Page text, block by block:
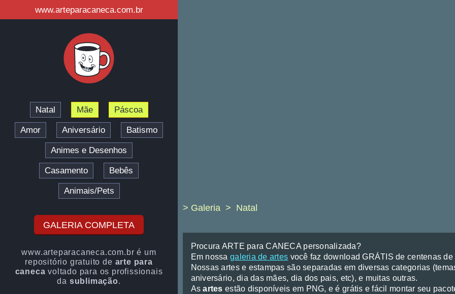
www.arteparacaneca.com.br
Natal Mãe Páscoa
Amor Aniversário Batismo
Animes e Desenhos
Casamento Bebês
Animais/Pets
GALERIA COMPLETA
www.arteparacaneca.com.br é um
repositório gratuito de arte para
caneca voltado para os profissionais
da sublimação.
> Galeria Natal
Procura ARTE para CANECA personalizada?
Em nossa galeria de artes você faz download GRÁTIS de centenas
Nossas artes e estampas são separadas em diversas categorias
aniversário, dia das mães, dia dos pais, etc), e muitas outras.
Asartes estão disponíveis em PNG, e é grátis e fácil montar seu